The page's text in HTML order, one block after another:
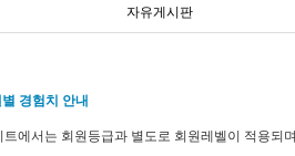
자유게시판
경험치 안내
트에서는 회원등급과 별도로 회원레벨이 적용되